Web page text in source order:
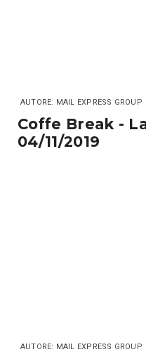
AUTORE: MAIL EXPRESS GROUP
Coffe Break -
04/11/2019
AUTORE: MAIL EXPRESS GROUP